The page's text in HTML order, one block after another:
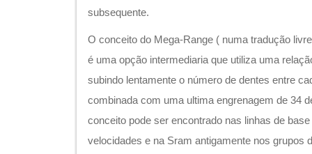
subsequente.
O conceito do Mega-Range ( numa tradução
é uma opção intermediaria que utiliza uma
subindo lentamente o número de dentes entre
combinada com uma ultima engrenagem de 34
conceito pode ser encontrado nas linhas de
velocidades e na Sram antigamente nos grupos